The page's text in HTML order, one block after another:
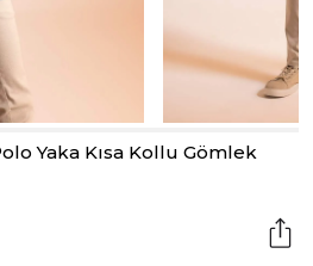
Yaka Kısa Kollu Gömlek